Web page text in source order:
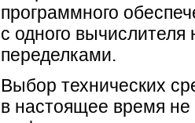
программного
с одного
переделками.
Выбор технических
в настоящее время не